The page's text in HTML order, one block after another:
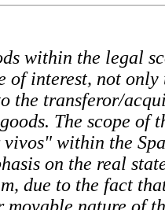
within the legal
of interest, not
the transferor/
The scope of
within the
on the real
due to the fact